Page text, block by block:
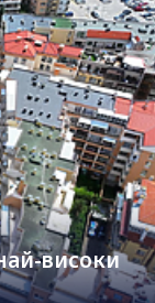
високи